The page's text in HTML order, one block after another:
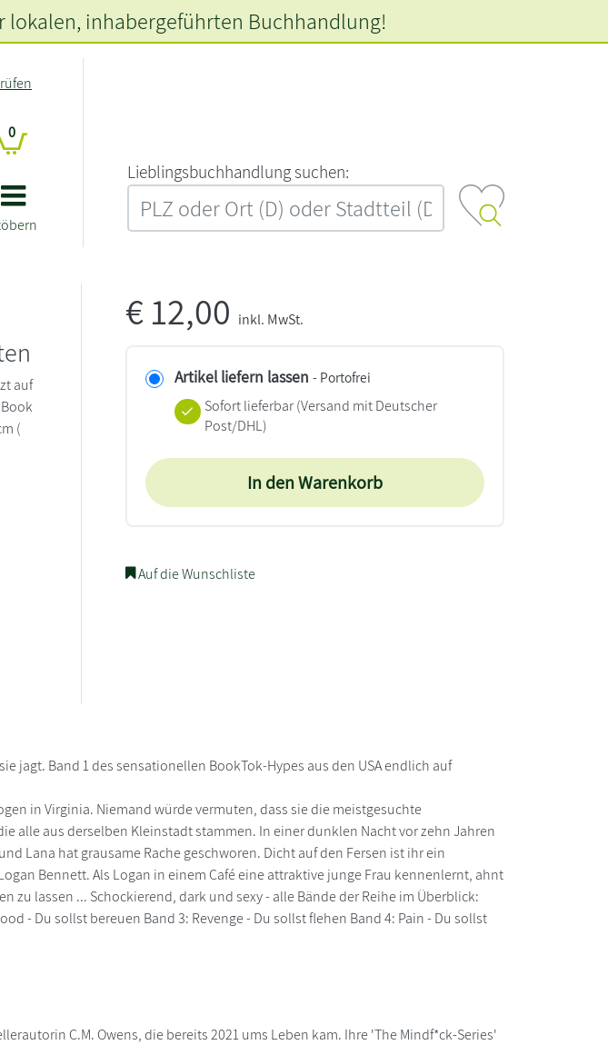
0
L‍i‍e‍b‍l‍i‍n‍g‍s‍b‍u‍c‍h‍h‍a‍n‍d‍l‍u‍n‍g‍ ‍s‍u‍c‍h‍e‍n‍:‍
lokalen, inhabergeführten Buchhandlung!
auf
(
€12,00 inkl. MwSt.
Artikel liefern lassen - Portofrei
Sofort lieferbar(Versand mit Deutscher
Post/DHL)
In den Warenkorb
Auf die Wunschliste
jagt. Band 1 des sensationellen BookTok-Hypes aus den USA endlich auf
in Virginia. Niemand würde vermuten, dass sie die meistgesuchte
alle aus derselben Kleinstadt stammen. In einer dunklen Nacht vor zehn Jahren
Lana hat grausame Rache geschworen. Dicht auf den Fersen ist ihr ein
Bennett. Als Logan in einem Café eine attraktive junge Frau kennenlernt, ahnt
zu lassen ... Schockierend, dark und sexy - alle Bände der Reihe im Überblick:
- Du sollst bereuen Band 3: Revenge - Du sollst flehen Band 4: Pain - Du sollst
C.M. Owens, die bereits 2021 ums Leben kam. Ihre 'The Mindf*ck-Series'